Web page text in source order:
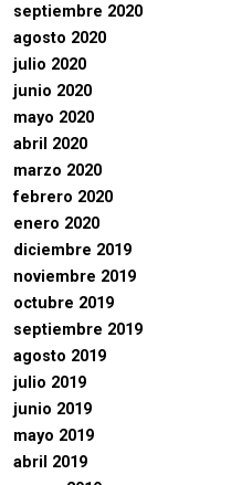
septiembre 2020
agosto 2020
julio 2020
junio 2020
mayo 2020
abril 2020
marzo 2020
febrero 2020
enero 2020
diciembre 2019
noviembre 2019
octubre 2019
septiembre 2019
agosto 2019
julio 2019
junio 2019
mayo 2019
abril 2019